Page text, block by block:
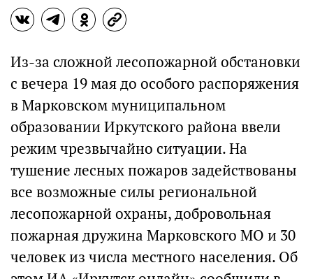
Из-за сложной лесопожарной обстановки
с вечера 19 мая до особого распоряжения
в Марковском муниципальном
образовании Иркутского района ввели
режим чрезвычайно ситуации. На
тушение лесных пожаров задействованы
все возможные силы региональной
лесопожарной охраны, добровольная
пожарная дружина Марковского МО и 30
человек из числа местного населения. Об